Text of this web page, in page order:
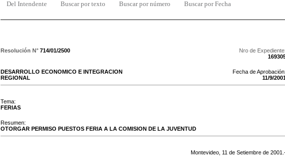
Del Intendente Buscar por texto Buscar por número Buscar por Fecha
Resolución N° 714/01/2500
Nro de Expediente:
DESARROLLO ECONOMICO E INTEGRACION
REGIONAL
Fecha de Aprobación:
11/9/
Tema:
FERIAS
Resumen:
OTORGAR PERMISO PUESTOS FERIA A LA COMISION DE LA JUVENTUD
Montevideo, 11 de Setiembre de 2001